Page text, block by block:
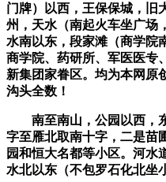
门牌）以西，王保保城，旧
州，天水（南起火车坐广场
水南以东，段家滩（商学院
商学院、药研所、军医医专
新集团家眷区。均为本网原
沟头全数！
南至南山，公园以西，东
字至雁北取南十字，二是苗
园和恒大名都等小区。河水
水北以东（不包罗石化北坐